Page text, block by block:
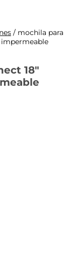
/ mochila para
18″